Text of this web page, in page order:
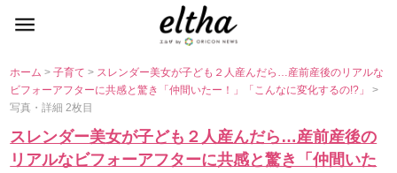
ホーム>子育て> スレンダー美女が子ども２人産んだら…産前産後のリアルな
ビフォーアフターに共感と驚き「仲間いたー！」「こんなに変化するの!?」>
写真・詳細 2枚目
スレンダー美女が子ども２人産んだら…産前産後の
リアルなビフォーアフターに共感と驚き「仲間いた